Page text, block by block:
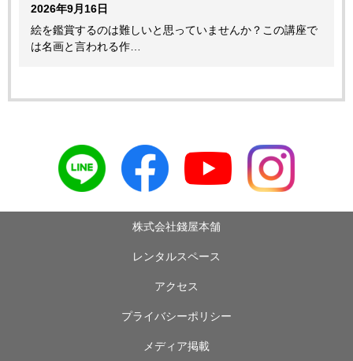
2026年9月16日
絵を鑑賞するのは難しいと思っていませんか？この講座で
は名画と言われる作…
株式会社錢屋本舗
レンタルスペース
アクセス
プライバシーポリシー
メディア掲載